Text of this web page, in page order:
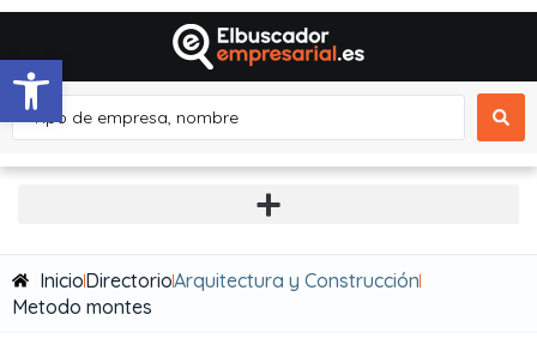
Abrir barra de herramientas
InicioDirectorioArquitectura y Construcción
Metodo montes